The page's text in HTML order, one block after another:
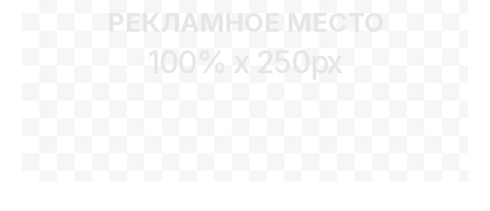
РЕКЛАМНОЕ МЕСТО
100% x 250px